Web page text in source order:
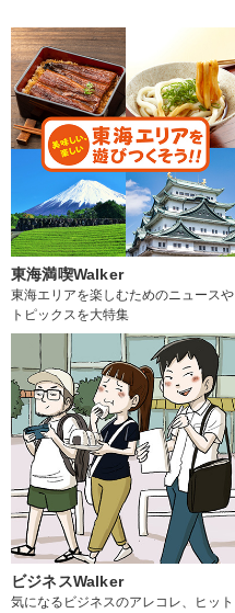
東海満喫Walker
東海エリアを楽しむためのニュースや
トピックスを大特集
ビジネスWalker
気になるビジネスのアレコレ、ヒット